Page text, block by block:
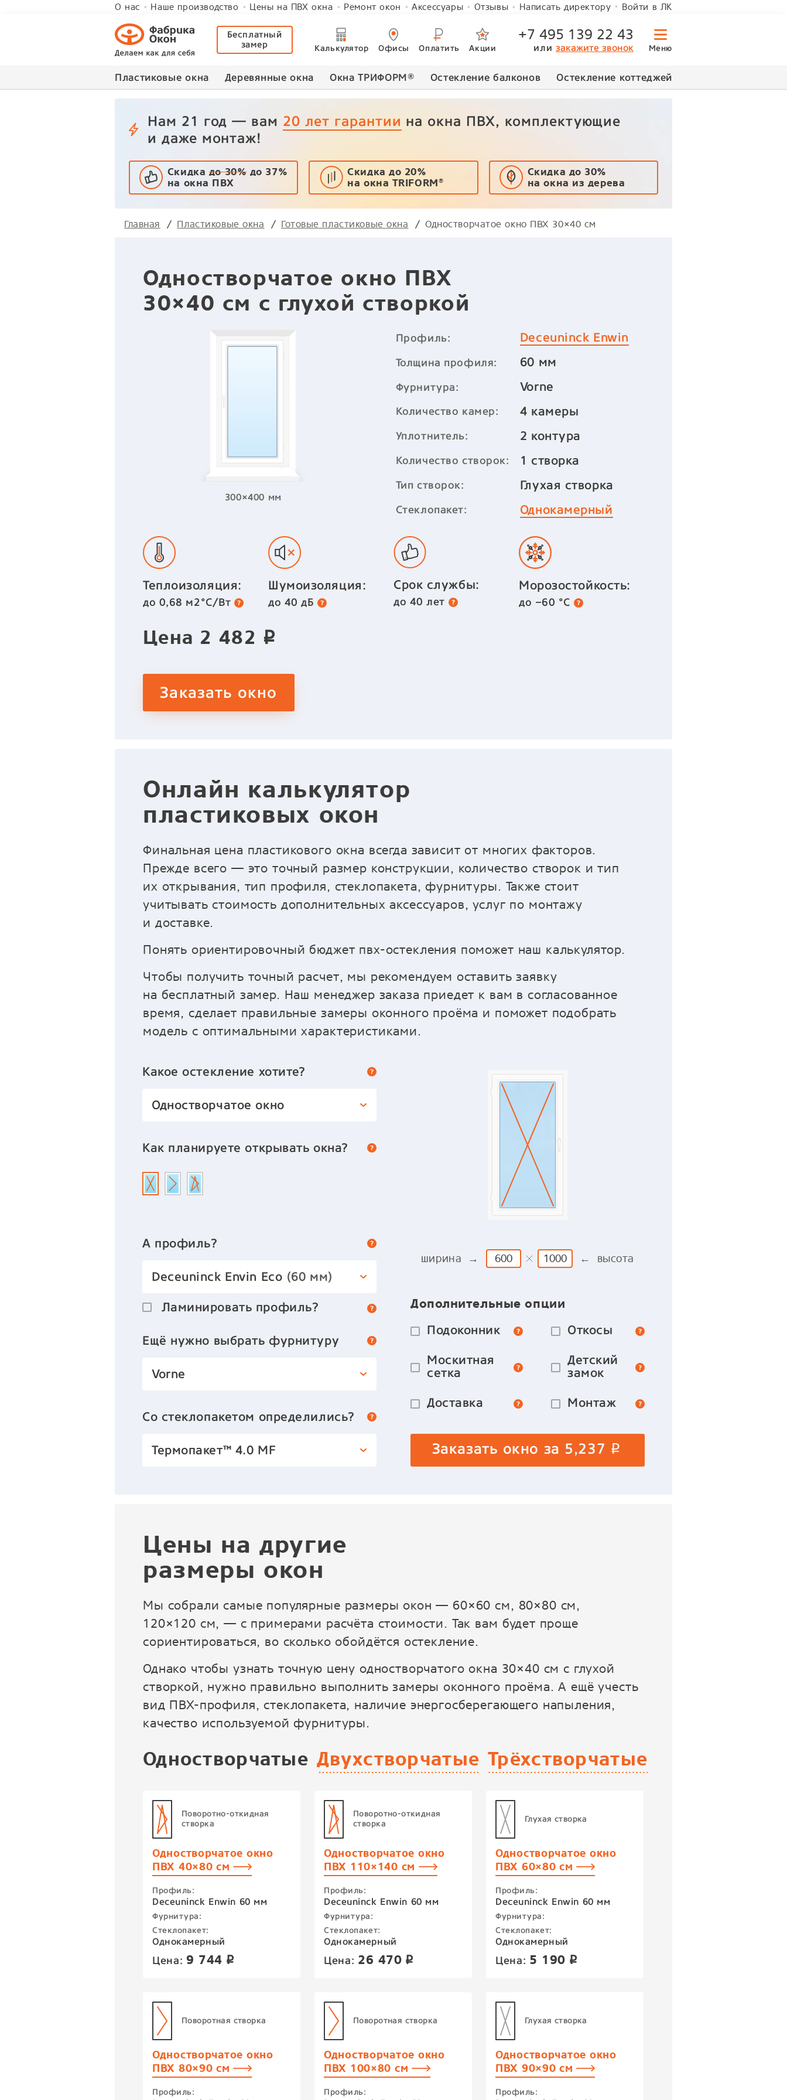
О нас Наше производство Цены на ПВХ окна Ремонт окон Аксессуары Отзывы Написать директору Войти в ЛК
Бесплатный
замер
Калькулятор Офисы Оплатить Акции
+7 495 139 22 43
или закажите звонок Меню
Пластиковые окна Деревянные окна Окна ТРИФОРМ® Остекление балконов Остекление коттеджей
Нам 21 год — вам 20 лет гарантии на окна ПВХ, комплектующие
и даже монтаж!
Скидкадо 30%до 37%
на окна ПВХ
Скидка до 20%
на окна TRIFORM®
Скидка до 30%
на окна из дерева
Главная Пластиковые окна Готовые пластиковые окна Одностворчатое окно ПВХ 30×40 см
Одностворчатое окно ПВХ
30×40 см с глухой створкой
300×400 мм
Профиль: Deceuninck Enwin
Толщина профиля: 60 мм
Фурнитура: Vorne
Количество камер: 4 камеры
Уплотнитель: 2 контура
Количество створок: 1 створка
Тип створок: Глухая створка
Стеклопакет: Однокамерный
Теплоизоляция:
до 0,68 м2°C/Вт
Шумоизоляция:
до 40 дБ
Срок службы:
до 40 лет
Морозостойкость:
до −60 °С
Цена 2 482 p
Заказать окно
Онлайн калькулятор
пластиковых окон
Финальная цена пластикового окна всегда зависит от многих факторов.
Прежде всего — это точный размер конструкции, количество створок и тип
их открывания, тип профиля, стеклопакета, фурнитуры. Также стоит
учитывать стоимость дополнительных аксессуаров, услуг по монтажу
и доставке.
Понять ориентировочный бюджет пвх-остекления поможет наш калькулятор.
Чтобы получить точный расчет, мы рекомендуем оставить заявку
на бесплатный замер. Наш менеджер заказа приедет к вам в согласованное
время, сделает правильные замеры оконного проёма и поможет подобрать
модель с оптимальными характеристиками.
Какое остекление хотите?
Одностворчатое окно
Как планируете открывать окна?
А профиль?
Deceuninck Envin Eco (60 мм)
Ламинировать профиль?
Ещё нужно выбрать фурнитуру
Vorne
Со стеклопакетом определились?
Термопакет™ 4.0 MF
ширина → ← высота
Дополнительные опции
Подоконник Откосы
Москитная
сетка
Детский
замок
Доставка Монтаж
Заказать окно за 5,237 p
Цены на другие
размеры окон
Мы собрали самые популярные размеры окон — 60×60 см, 80×80 см,
120×120 см, — с примерами расчёта стоимости. Так вам будет проще
сориентироваться, во сколько обойдётся остекление.
Однако чтобы узнать точную цену одностворчатого окна 30×40 см с глухой
створкой, нужно правильно выполнить замеры оконного проёма. А ещё учесть
вид ПВХ-профиля, стеклопакета, наличие энергосберегающего напыления,
качество используемой фурнитуры.
Одностворчатые Двухстворчатые Трёхстворчатые
Поворотно-откидная
створка
Одностворчатое окно
ПВХ 40×80 см
Профиль:
Deceuninck Enwin 60 мм
Фурнитура:
Стеклопакет:
Однокамерный
Цена:9 744 p
Поворотно-откидная
створка
Одностворчатое окно
ПВХ 110×140 см
Профиль:
Deceuninck Enwin 60 мм
Фурнитура:
Стеклопакет:
Однокамерный
Цена: 26 470 p
Глухая створка
Одностворчатое окно
ПВХ 60×80 см
Профиль:
Deceuninck Enwin 60 мм
Фурнитура:
Стеклопакет:
Однокамерный
Цена: 5 190 p
Поворотная створка
Одностворчатое окно
ПВХ 80×90 см
Профиль:
Поворотная створка
Одностворчатое окно
ПВХ 100×80 см
Профиль:
Глухая створка
Одностворчатое окно
ПВХ 90×90 см
Профиль: